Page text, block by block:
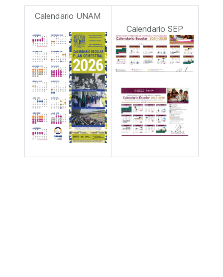
Calendario UNAM
Calendario SEP